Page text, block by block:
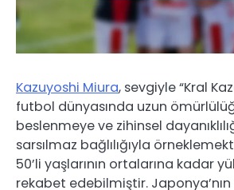
Kazuyoshi Miura, sevgiyle “Kral
futbol dünyasında uzun
beslenmeye ve zihinsel
sarsılmaz bağlılığıyla
50’li yaşlarının ortalarına kadar
rekabet edebilmiştir.